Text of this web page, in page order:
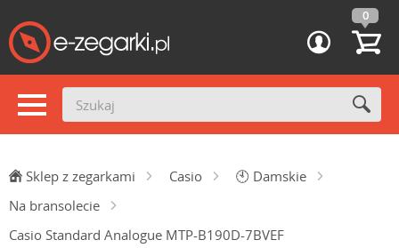
0
Sklep z zegarkami Casio 🕙 Damskie
Na bransolecie
Casio Standard Analogue MTP-B190D-7BVEF